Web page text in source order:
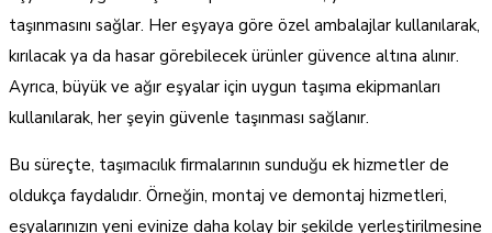
taşınmasını sağlar. Her eşyaya göre özel ambalajlar kullanılarak,
kırılacak ya da hasar görebilecek ürünler güvence altına alınır.
Ayrıca, büyük ve ağır eşyalar için uygun taşıma ekipmanları
kullanılarak, her şeyin güvenle taşınması sağlanır.
Bu süreçte, taşımacılık firmalarının sunduğu ek hizmetler de
oldukça faydalıdır. Örneğin, montaj ve demontaj hizmetleri,
eşyalarınızın yeni evinize daha kolay bir şekilde yerleştirilmesine